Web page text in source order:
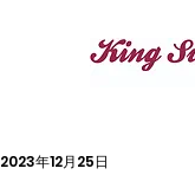
2023年12月25日